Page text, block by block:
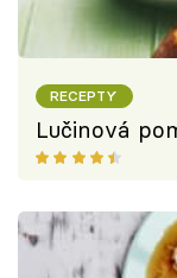
RECEPTY
Lučinová